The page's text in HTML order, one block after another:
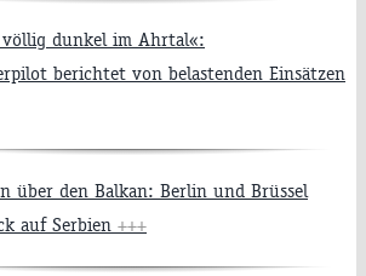
völlig dunkel im Ahrtal«:
berichtet von belastenden Einsätzen
über den Balkan: Berlin und Brüssel
auf Serbien +++